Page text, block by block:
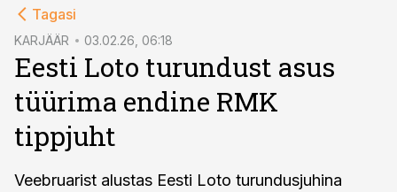
Tagasi
KARJÄÄR 03.02.26, 06:18
Eesti Loto turundust asus
tüürima endine RMK
tippjuht
Veebruarist alustas Eesti Loto turundusjuhina